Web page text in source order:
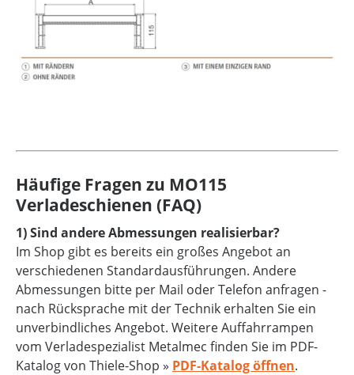
Häufige Fragen zu MO115
Verladeschienen (FAQ)
1) Sind andere Abmessungen realisierbar?
Im Shop gibt es bereits ein großes Angebot an
verschiedenen Standardausführungen. Andere
Abmessungen bitte per Mail oder Telefon anfragen -
nach Rücksprache mit der Technik erhalten Sie ein
unverbindliches Angebot. Weitere Auffahrrampen
vom Verladespezialist Metalmec finden Sie im PDF-
Katalog von Thiele-Shop » PDF-Katalog öffnen.